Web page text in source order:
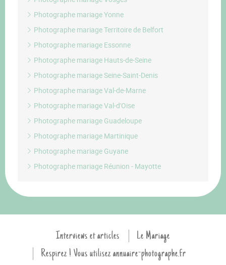
Photographe mariage Yonne
Photographe mariage Territoire de Belfort
Photographe mariage Essonne
Photographe mariage Hauts-de-Seine
Photographe mariage Seine-Saint-Denis
Photographe mariage Val-de-Marne
Photographe mariage Val-d'Oise
Photographe mariage Guadeloupe
Photographe mariage Martinique
Photographe mariage Guyane
Photographe mariage Réunion - Mayotte
Interviews et articles
Le Mariage
Respirez ! Vous utilisez annuaire-photographe.fr